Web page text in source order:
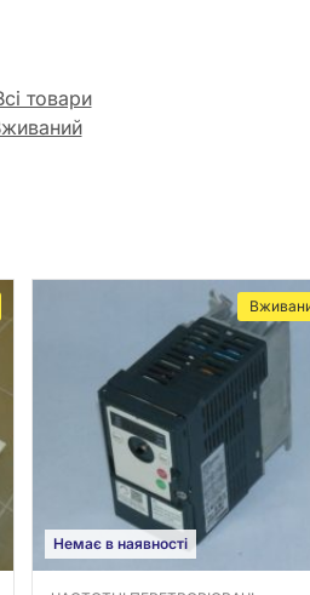
товари
Немає в наявності